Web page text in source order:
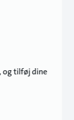
og tilføj dine